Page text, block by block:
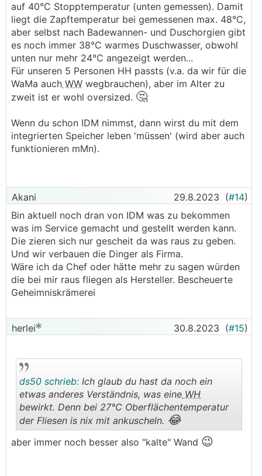
auf 40°C Stopptemperatur (unten gemessen). Damit
liegt die Zapftemperatur bei gemessenen max. 48°C,
aber selbst nach Badewannen- und Duschorgien gibt
es noch immer 38°C warmes Duschwasser, obwohl
unten nur mehr 24°C angezeigt werden...
Für unseren 5 Personen HH passts (v.a. da wir für die
WaMa auch WW wegbrauchen), aber im Alter zu
zweit ist er wohl oversized. 🤔
Wenn du schon IDM nimmst, dann wirst du mit dem
integrierten Speicher leben 'müssen' (wird aber auch
funktionieren mMn).
Akani 29.8.2023 (#14)
Bin aktuell noch dran von IDM was zu bekommen
was im Service gemacht und gestellt werden kann.
Die zieren sich nur gescheit da was raus zu geben.
Und wir verbauen die Dinger als Firma.
Wäre ich da Chef oder hätte mehr zu sagen würden
die bei mir raus fliegen als Hersteller. Bescheuerte
Geheimniskrämerei
herlei 30.8.2023 (#15)
..
ds50 schrieb: Ich glaub du hast da noch ein
etwas anderes Verständnis, was eine WH
bewirkt. Denn bei 27°C Oberflächentemperatur
der Fliesen is nix mit ankuscheln. 😂
aber immer noch besser also "kalte" Wand 😉